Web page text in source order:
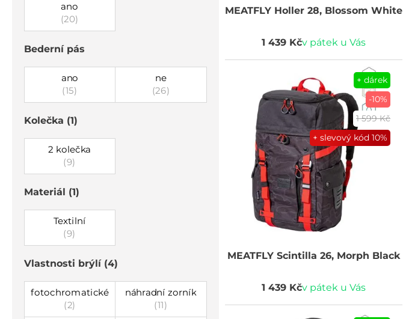
ano
(20)
Bederní pás
ano
(15)
ne
(26)
Kolečka (1)
2 kolečka
(9)
Materiál (1)
Textilní
(9)
Vlastnosti brýlí (4)
fotochromatické
(2)
náhradní zorník
(11)
MEATFLYHoller 28, Blossom White
1 439 Kčv pátek u Vás
+ dárek
-10%
1 599 Kč
+ slevový kód 10%
MEATFLYScintilla 26, Morph Black
1 439 Kčv pátek u Vás